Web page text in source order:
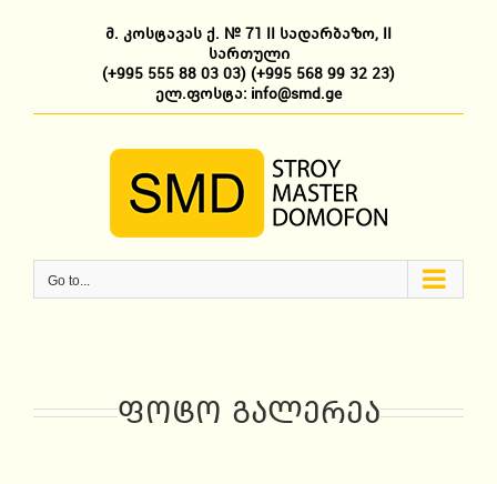
მ. კოსტავას ქ. № 71 II სადარბაზო, II
სართული
(+995 555 88 03 03) (+995 568 99 32 23)
ელ.ფოსტა: info@smd.ge
Go to...
ფოტო გალერეა